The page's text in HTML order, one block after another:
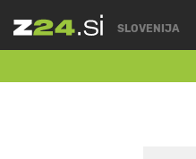
SLOVENIJA